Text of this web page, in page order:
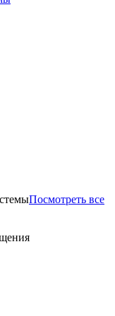
Посмотреть все